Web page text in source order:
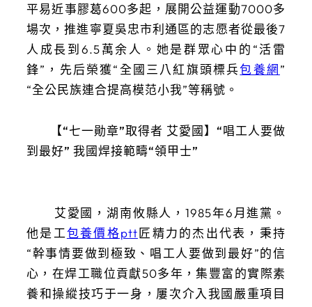
平易近事膠葛600多起，展開公益運動7000多
場次，推進寧夏吳忠市利通區的志愿者從最後7
人成長到6.5萬余人。她是群眾心中的“活雷
鋒”，先后榮獲“全國三八紅旗頭標兵包養網”
“全公民族連合提高模范小我”等稱號。
【“七一勛章”取得者 艾愛國】“唱工人要做
到最好” 我國焊接範疇“領甲士”
艾愛國，湖南攸縣人，1985年6月進黨。
他是工包養價格ptt匠精力的杰出代表，秉持
“幹事情要做到極致、唱工人要做到最好”的信
心，在焊工職位貢獻50多年，集豐富的實際素
養和操縱技巧于一身，屢次介入我國嚴重項目